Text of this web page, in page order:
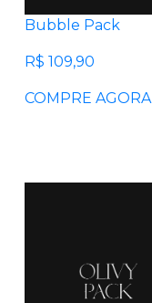
Bubble Pack
R$ 109,90
COMPRE AGORA